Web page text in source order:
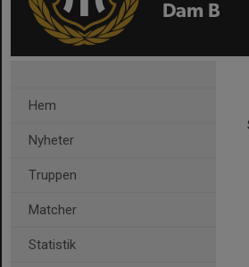
Dam B
Hem
Nyheter
Truppen
Matcher
Statistik